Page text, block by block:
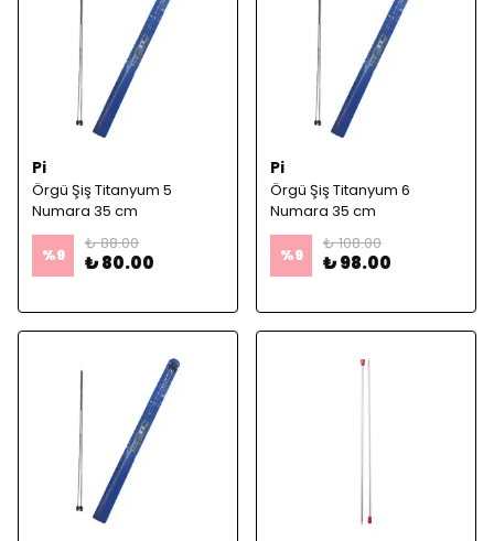
Pi
Örgü Şiş Titanyum 5
Numara 35 cm
%9
₺ 88.00
₺ 80.00
Pi
Örgü Şiş Titanyum 6
Numara 35 cm
%9
₺ 108.00
₺ 98.00